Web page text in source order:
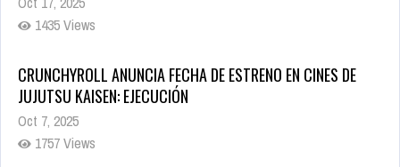
1435 Views
CRUNCHYROLL ANUNCIA FECHA DE ESTRENO EN CINES DE
JUJUTSU KAISEN: EJECUCIÓN
Oct 7, 2025
1757 Views